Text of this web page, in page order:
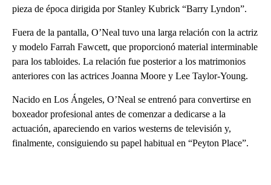
pieza de época dirigida por Stanley Kubrick “Barry Lyndon”.
Fuera de la pantalla, O’Neal tuvo una larga relación con la actriz
y modelo Farrah Fawcett, que proporcionó material interminable
para los tabloides. La relación fue posterior a los matrimonios
anteriores con las actrices Joanna Moore y Lee Taylor-Young.
Nacido en Los Ángeles, O’Neal se entrenó para convertirse en
boxeador profesional antes de comenzar a dedicarse a la
actuación, apareciendo en varios westerns de televisión y,
finalmente, consiguiendo su papel habitual en “Peyton Place”.